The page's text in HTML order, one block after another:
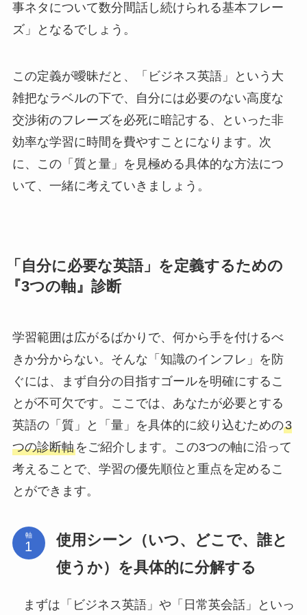
事ネタについて数分間話し続けられる基本フレー
ズ」となるでしょう。
この定義が曖昧だと、「ビジネス英語」という大
雑把なラベルの下で、自分には必要のない高度な
交渉術のフレーズを必死に暗記する、といった非
効率な学習に時間を費やすことになります。次
に、この「質と量」を見極める具体的な方法につ
いて、一緒に考えていきましょう。
「自分に必要な英語」を定義するための
『3つの軸』診断
学習範囲は広がるばかりで、何から手を付けるべ
きか分からない。そんな「知識のインフレ」を防
ぐには、まず自分の目指すゴールを明確にするこ
とが不可欠です。ここでは、あなたが必要とする
英語の「質」と「量」を具体的に絞り込むための3
つの診断軸をご紹介します。この3つの軸に沿って
考えることで、学習の優先順位と重点を定めるこ
とができます。
軸
使用シーン（いつ、どこで、誰と
使うか）を具体的に分解する
まずは「ビジネス英語」や「日常英会話」といっ